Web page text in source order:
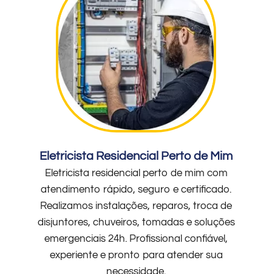
Eletricista Residencial Perto de Mim
Eletricista residencial perto de mim com
atendimento rápido, seguro e certificado.
Realizamos instalações, reparos, troca de
disjuntores, chuveiros, tomadas e soluções
emergenciais 24h. Profissional confiável,
experiente e pronto para atender sua
necessidade.